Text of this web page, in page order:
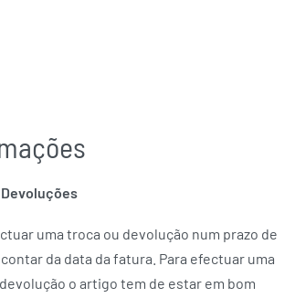
uma troca ou devolução num prazo de
contar da data da fatura. Para efectuar uma
o artigo tem de estar em bom